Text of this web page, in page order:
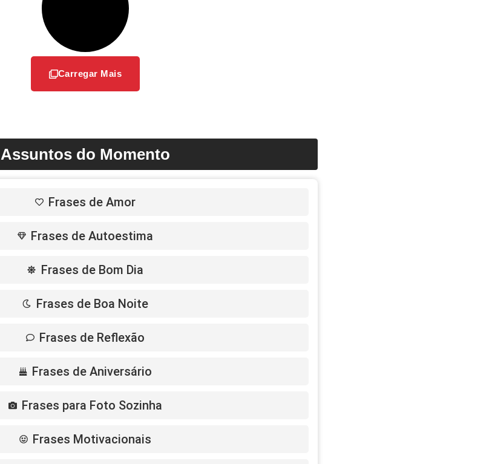
Carregar Mais
Assuntos do Momento
Frases de Amor
Frases de Autoestima
Frases de Bom Dia
Frases de Boa Noite
Frases de Reflexão
Frases de Aniversário
Frases para Foto Sozinha
Frases Motivacionais